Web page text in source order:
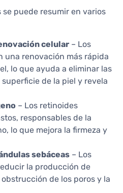
puede resumir en varios
celular – Los
una renovación más rápida
lo que ayuda a eliminar las
de la piel y revela
– Los retinoides
responsables de la
lo que mejora la firmeza y
sebáceas – Los
la producción de
de los poros y la